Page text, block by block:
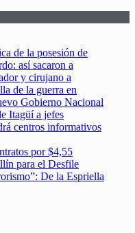
de la posesión de
así sacaron a
y cirujano a
de la guerra en
Gobierno Nacional
Itagüí a jefes
centros informativos
por $4,55
para el Desfile
De la Espriella